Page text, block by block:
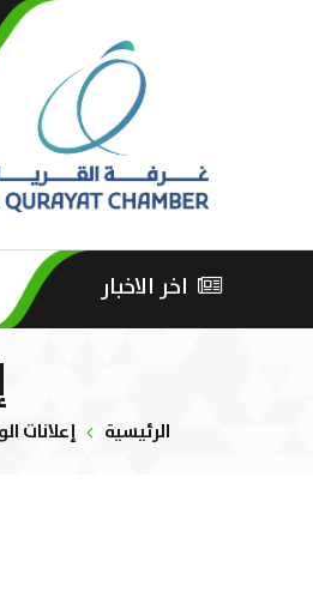
اخر الاخبار
الرئيسية إعلانات